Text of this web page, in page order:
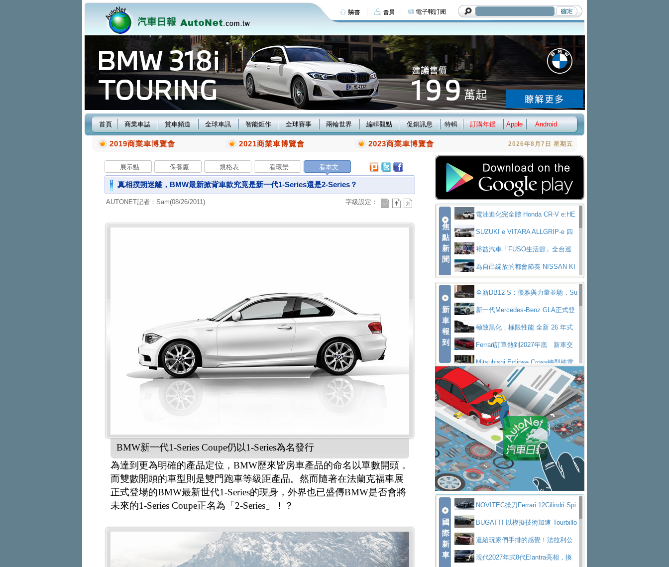
首頁 商業車誌 賞車頻道 全球車訊 智能鉅作 全球賽事 兩輪世界 編輯觀點 促銷訊息 特輯 訂購年鑑 Apple Android
2019商業車博覽會 2021商業車博覽會 2023商業車博覽會 2026年8月7日 星期五
展示點 保養廠 規格表 看環景 看本文
真相撲朔迷離，BMW最新掀背車款究竟是新一代1-Series還是2-Series？
AUTONET記者：Sam(08/26/2011) 字級設定：
BMW新一代1-Series Coupe仍以1-Series為名發行
為達到更為明確的產品定位，BMW歷來皆房車產品的命名以單數開頭，
而雙數開頭的車型則是雙門跑車等級距產品。然而隨著在法蘭克福車展
正式登場的BMW最新世代1-Series的現身，外界也已盛傳BMW是否會將
未來的1-Series Coupe正名為「2-Series」！？
焦
點
新
聞
電油進化完全體 Honda CR-V e:HE
V PrestigeSUZUKI e VITARA ALLGRIP-e 四
驅精神的純電新詮釋
裕益汽車「FUSO生活節」全台巡
迴 結合生活體驗、交通安全與購車優惠
為自己綻放的都會節奏 NISSAN KI
CKS SAKURA為品味獨具層峰買家打造的頂級座
駕，MAZDA CX-90 33T AWD Premium Ca
ptain Seat
EV
技的座駕! Ford Territory中型油電休旅
SO Super Great今日在台登場，結合先進安
全輔助科技
ntis四品牌經銷權，全新多品牌旗艦展示中
心開幕啟用
屏東特搜大隊再添新利器 SITRAK
救助器材車買氣不衰、SUZUKI經銷商勇於開啟
全新大店，新北都鈴木占地500坪土城旗艦
展示中心開幕
2025第七屆ISUZU運轉職人挑戰賽
熱血登場 展現極致車技與專業職人精神
H2GP世界總決賽圓滿落幕 台灣團
隊表現精彩淨零減碳指標性應用 純電動水泥預
拌車 消防車除了滅火裝備還需要什麼？
一探SITRAK “準” 消防車的究竟
大益金龍初試啼聲，汽柴油5噸貨車
不是對手正宗年鑑2025年全球自動車年鑑1月
下旬問世！2024第六屆ISUZU運轉職人挑戰賽
首度前進南台灣熱烈開戰
豪華電能休旅新星 Audi Q4 Sportba
ck 55 e-tron S lineScania Taiwan 逆風而行，加深力
道投資布局
新
車
報
到
全新DB12 S：優雅與力量並馳，Su
per Tourer的顛峰之作
新一代Mercedes-Benz GLA正式登
場 續航最高657公里、支援320kW快充
極致黑化，極限性能 全新 26 年式
DEFENDER OCTA BLACK 限量登台
Ferrari訂單熱到2027年底 新車交
付至少得等一年以上
Mitsubishi Eclipse Cross轉型純電
休旅 87kWh電池續航超過600公里
全新BMW 318i Touring豪華旅行車
全台限量200台 進化現型
不等零關稅的紅利，Jeep品牌今日
起展開首批車交車
Volvo EX60 即將叩關，靜肅性、底
盤與數位介面搶先揭露
Audi Q9 將於 2026 年底上市 旗艦
大型 SUV 鎖定七人座豪華市場
BMW攜手漫威電影【蜘蛛人：重生
日】 Skoda 發表全新 Peaq 內裝：七人
座純電旗艦 SUV，行李廂最大可達 935 公
升
全新純電 Mercedes-Benz C 400 4
MATIC Electric 登場
奢華與科技大躍進，MAZDA全新3
代CX-5全方位進化提前亮相並展開預售94.9
萬起
馬自達公布 2027 年式 MX-5 更
新，新增 Yakudo 特別版
Skoda Peaq 發表全新電動動力系
統 最長續航逾 640 公里、支援雙向供電
BMW M2 首度導入 xDrive 四驅，
國
際
新
車
NOVITEC操刀Ferrari 12Cilindri Spi
der 碳纖維空力、鍛造輪圈與Inconel排氣
上身
BUGATTI 以模擬技術加速 Tourbillo
n 動態開發還給玩家們手排的感覺！法拉利公
布12Cilidri Manaule手排超跑產品細節
現代2027年式8代Elantra亮相，換